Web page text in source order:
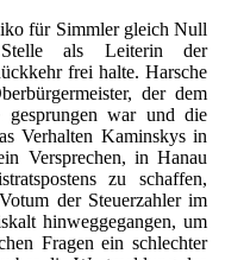
für Simmler gleich Null
als Leiterin der
frei halte. Harsche
der dem
war und die
Verhalten Kaminskys in
Versprechen, in Hanau
zu schaffen,
der Steuerzahler im
hinweggegangen, um
Fragen ein schlechter